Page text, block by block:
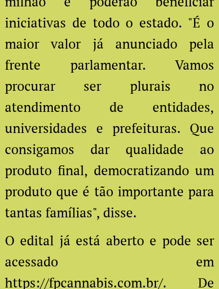
iniciativas de todo o estado. "É o
maior valor já anunciado pela
frente parlamentar. Vamos
procurar ser plurais no
atendimento de entidades,
universidades e prefeituras. Que
consigamos dar qualidade ao
produto final, democratizando um
produto que é tão importante para
tantas famílias", disse.
O edital já está aberto e pode ser
acessado em
https://fpcannabis.com.br/. De